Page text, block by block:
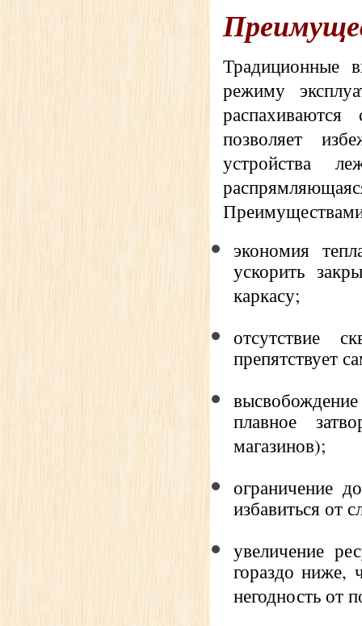
Традиционные
режиму
позволяет
устройства
экономия
ускорить
каркасу;
отсутствие
препятствует
плавное
магазинов);
ограничение
избавиться от
увеличение
гораздо ниже,
негодность от